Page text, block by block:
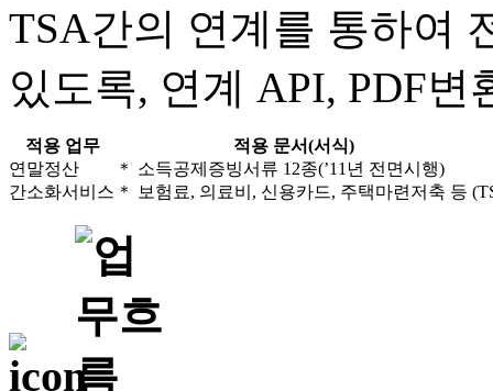
TSA간의 연계를 통하여
있도록, 연계 API, PDF
적용 업무
적용 문서(서식)
연말정산
간소화서비스
＊ 소득공제증빙서류 12종(’11년 전면시행)
＊ 보험료, 의료비, 신용카드, 주택마련저축 등